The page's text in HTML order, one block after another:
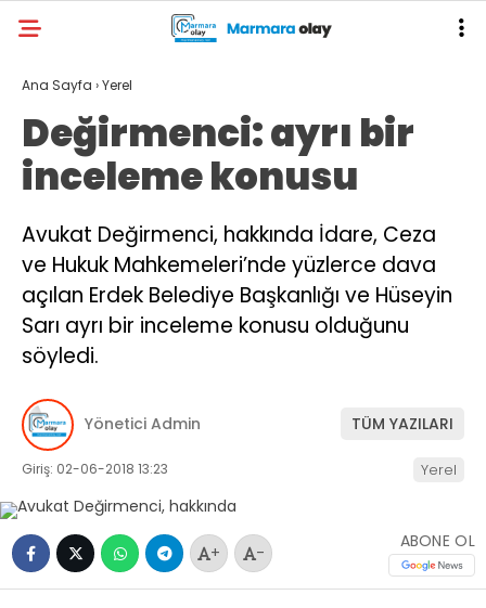
Ana Sayfa ›Yerel
Değirmenci: ayrı bir
inceleme konusu
Avukat Değirmenci, hakkında İdare, Ceza
ve Hukuk Mahkemeleri’nde yüzlerce dava
açılan Erdek Belediye Başkanlığı ve Hüseyin
Sarı ayrı bir inceleme konusu olduğunu
söyledi.
Yönetici Admin TÜM YAZILARI
Giriş: 02-06-2018 13:23 Yerel
+ -
ABONE OL